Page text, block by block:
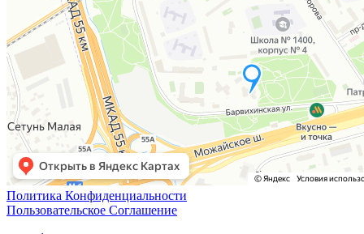
Политика Конфиденциальности
Пользовательское Соглашение